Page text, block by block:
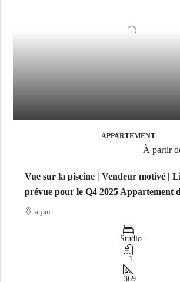
APPARTEMENT
À partir
Vue sur la piscine | Vendeur motivé |
prévue pour le Q4 2025 Appartement
arjan
Studio
1
369